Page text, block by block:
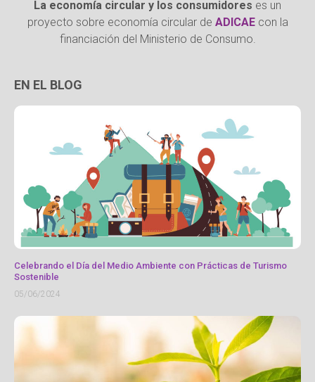
La economía circular y los consumidores es un
proyecto sobre economía circular de ADICAEcon la
financiación del Ministerio de Consumo.
EN EL BLOG
Celebrando el Día del Medio Ambiente con Prácticas de Turismo
Sostenible
05/06/2024